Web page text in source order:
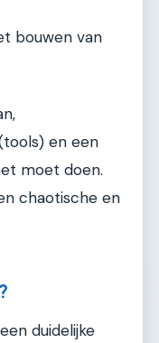
bouwen van
en een
moet doen.
chaotische en
duidelijke